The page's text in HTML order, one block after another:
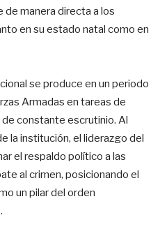
manera directa a los
en su estado natal como en
se produce en un periodo
Armadas en tareas de
constante escrutinio. Al
la institución, el liderazgo del
el respaldo político a las
al crimen, posicionando el
un pilar del orden